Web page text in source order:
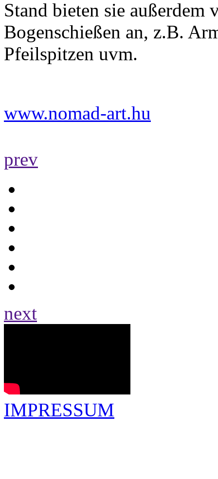
Stand bieten sie außerdem
Bogenschießen an, z.B.
Pfeilspitzen uvm.
www.nomad-art.hu
prev
next
IMPRESSUM